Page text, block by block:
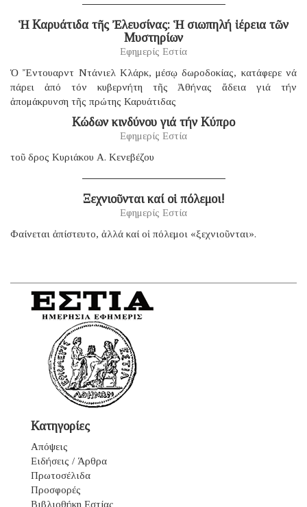
Ἡ Καρυάτιδα τῆς Ἐλευσίνας: Ἡ σιωπηλή ἱέρεια τῶν
Μυστηρίων
Εφημερίς Εστία
Ὁ Ἔντουαρντ Ντάνιελ Κλάρκ, μέσῳ δωροδοκίας, κατάφερε νά
πάρει ἀπό τόν κυβερνήτη τῆς Ἀθήνας ἄδεια γιά τήν
ἀπομάκρυνση τῆς πρώτης Καρυάτιδας
Κώδων κινδύνου γιά τήν Κύπρο
Εφημερίς Εστία
τοῦ δρος Κυριάκου Α. Κενεβέζου
Ξεχνιοῦνται καί οἱ πόλεμοι!
Εφημερίς Εστία
Φαίνεται ἀπίστευτο, ἀλλά καί οἱ πόλεμοι «ξεχνιοῦνται».
Κατηγορίες
Απόψεις
Ειδήσεις / Άρθρα
Πρωτοσέλιδα
Προσφορές
Βιβλιοθήκη Εστίας